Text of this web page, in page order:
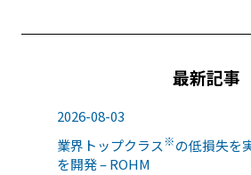
最新記事
2026-08-03
業界トップクラス※の低損失を
を開発 – ROHM